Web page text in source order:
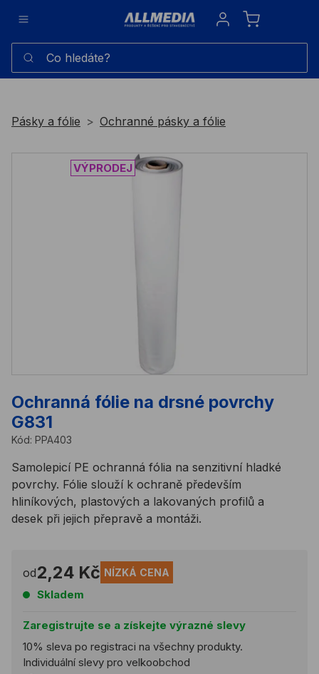
Sign in
Co hledáte?
Pásky a fólie Ochranné pásky a fólie
Ochranná fólie na drsné povrchy
G831
Kód: PPA403
Samolepicí PE ochranná fólia na senzitivní hladké
povrchy. Fólie slouží k ochraně především
hliníkových, plastových a lakovaných profilů a
desek při jejich přepravě a montáži.
od2,24 Kč NÍZKÁ CENA
Skladem
Zaregistrujte se a získejte výrazné slevy
10% sleva po registraci na všechny produkty.
Individuální slevy pro velkoobchod